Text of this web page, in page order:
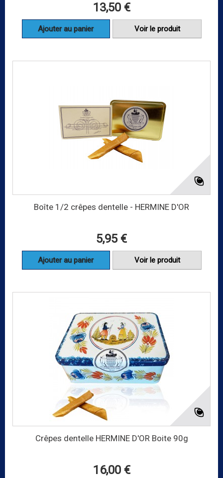
13,50 €
Ajouter au panier Voir le produit
Boîte 1/2 crêpes dentelle - HERMINE D'OR
5,95 €
Ajouter au panier Voir le produit
Crêpes dentelle HERMINE D'OR Boite 90g
16,00 €